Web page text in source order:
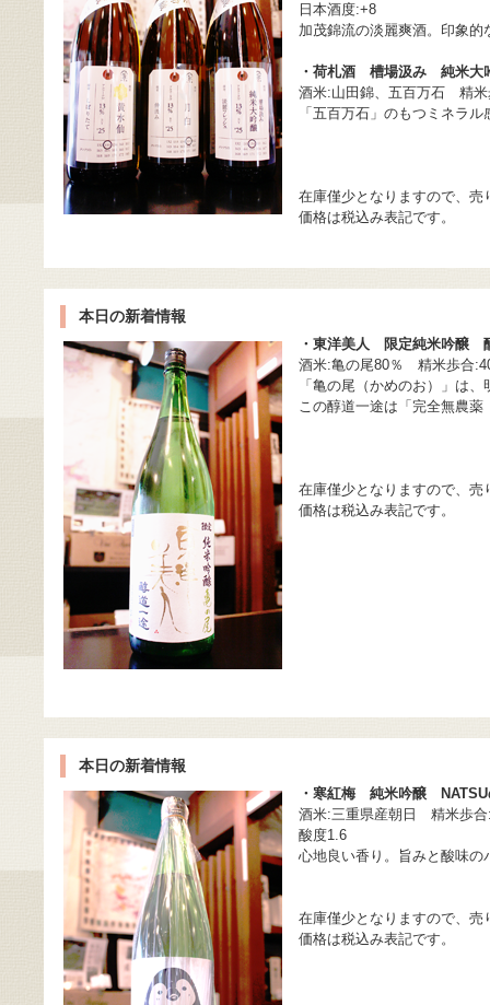
日本酒度:+8
加茂錦流の淡麗爽酒。印象
・荷札酒 槽場汲み 純米大
酒米:山田錦、五百万石 精米
「五百万石」のもつミネラ
在庫僅少となりますので、
価格は税込み表記です。
本日の新着情報
・東洋美人 限定純米吟醸
酒米:亀の尾80％ 精米歩合
「亀の尾（かめのお）」は
この醇道一途は「完全無農
在庫僅少となりますので、
価格は税込み表記です。
本日の新着情報
・寒紅梅 純米吟醸 NATSU
酒米:三重県産朝日 精米歩合
酸度1.6
心地良い香り。旨みと酸味
在庫僅少となりますので、
価格は税込み表記です。